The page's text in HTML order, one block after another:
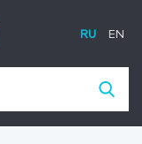
RU EN